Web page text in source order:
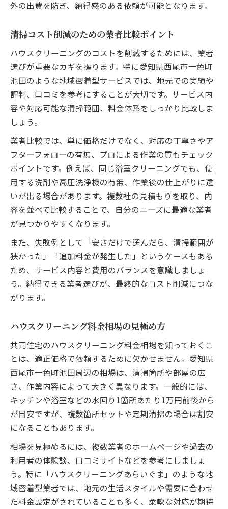
外の出費を防ぎ、納得感のある依頼が可能となります。
清掃コスト削減のための業者比較ポイント
ハウスクリーニングのコストを削減するためには、業者
選びが重要なカギを握ります。特に愛知県西尾市一色町
池田のような地域密着型サービスでは、地元での実績や
評判、口コミを参考にすることが大切です。サービス内
容や対応可能な清掃範囲、料金体系をしっかり比較しま
しょう。
業者比較では、単に価格だけでなく、対応の丁寧さやア
フターフォローの有無、プロによる作業の質もチェック
ポイントです。例えば、同じ浴室クリーニングでも、使
用する洗剤や高圧洗浄機の有無、作業後の仕上がりに違
いが出る場合があります。複数社の見積もりを取り、内
容を並べて比較することで、自分のニーズに最適な業者
が見つかりやすくなります。
また、失敗例として「安さだけで選んだら、清掃範囲が
狭かった」「追加料金が発生した」というケースもある
ため、サービス内容と費用のバランスを意識しましょ
う。納得できる業者選びが、最終的なコスト削減につな
がります。
ハウスクリーニング料金相場の見極め方
共同住宅のハウスクリーニング料金相場を知っておくこ
とは、適正価格で依頼するために欠かせません。愛知県
西尾市一色町池田周辺の相場は、清掃箇所や部屋の広
さ、作業内容によって大きく異なります。一般的には、
キッチンや浴室などの水回り1箇所あたり1万円前後から
が目安ですが、複数箇所セットや定期清掃の場合は割安
になることもあります。
相場を見極めるには、複数業者のホームページや過去の
利用者の体験談、口コミサイトなどを参考にしましょ
う。特に「ハウスクリーニングあらいぐま」のような地
域密着型業者では、地元の生活スタイルや需要に合わせ
た料金設定がされていることも多く、柔軟な対応が期待